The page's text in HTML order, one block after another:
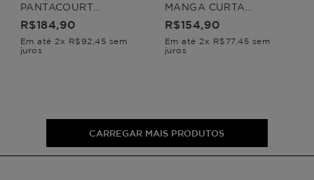
PANTACOURT
R$184,90
Em até 2x R$ 92 ,45 sem
juros
MANGA CURTA
R$154,90
Em até 2x R$ 77,45 sem
juros
CARREGAR MAIS PRODUTOS